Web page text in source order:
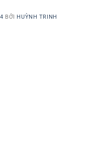
BỞI HUỲNH TRINH